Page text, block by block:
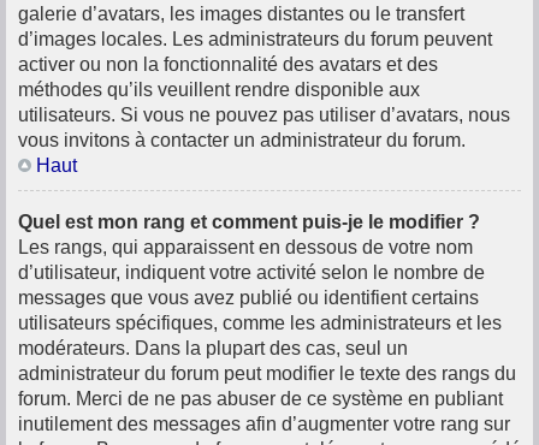
galerie d’avatars, les images distantes ou le transfert
d’images locales. Les administrateurs du forum peuvent
activer ou non la fonctionnalité des avatars et des
méthodes qu’ils veuillent rendre disponible aux
utilisateurs. Si vous ne pouvez pas utiliser d’avatars, nous
vous invitons à contacter un administrateur du forum.
Haut
Quel est mon rang et comment puis-je le modifier ?
Les rangs, qui apparaissent en dessous de votre nom
d’utilisateur, indiquent votre activité selon le nombre de
messages que vous avez publié ou identifient certains
utilisateurs spécifiques, comme les administrateurs et les
modérateurs. Dans la plupart des cas, seul un
administrateur du forum peut modifier le texte des rangs du
forum. Merci de ne pas abuser de ce système en publiant
inutilement des messages afin d’augmenter votre rang sur